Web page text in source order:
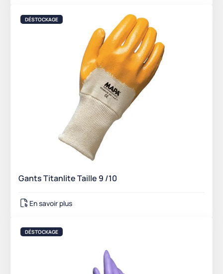
DÉSTOCKAGE
Gants Titanlite Taille 9 /10
En savoir plus
DÉSTOCKAGE